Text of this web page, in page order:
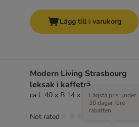
Lägg till i varukorg
Modern Living Strasbourg
leksak i kaffeträ
ca L 40 x B 14 x H 3,5 cmLägsta pris under
30 dagar före
rabatten
Not rated